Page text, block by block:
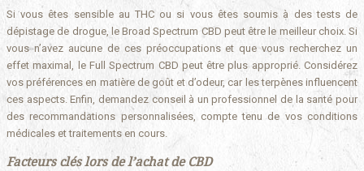
Si vous êtes sensible au THC ou si vous êtes soumis à des tests de
dépistage de drogue, le Broad Spectrum CBD peut être le meilleur choix. Si
vous n’avez aucune de ces préoccupations et que vous recherchez un
effet maximal, le Full Spectrum CBD peut être plus approprié. Considérez
vos préférences en matière de goût et d’odeur, car les terpènes influencent
ces aspects. Enfin, demandez conseil à un professionnel de la santé pour
des recommandations personnalisées, compte tenu de vos conditions
médicales et traitements en cours.
Facteurs clés lors de l’achat de CBD